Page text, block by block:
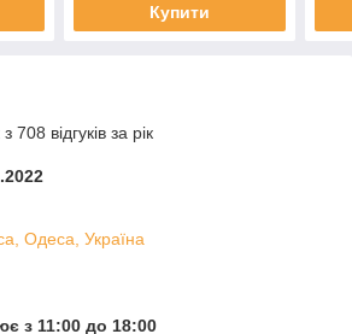
Купити
708 відгуків за рік
Одеса, Україна
з 11:00 до 18:00